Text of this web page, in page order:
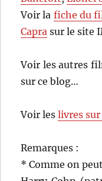
Voir la fiche du
Capra sur le site
Voir les autres
sur ce blog…
Voir leslivres sur
Remarques :
* Comme on